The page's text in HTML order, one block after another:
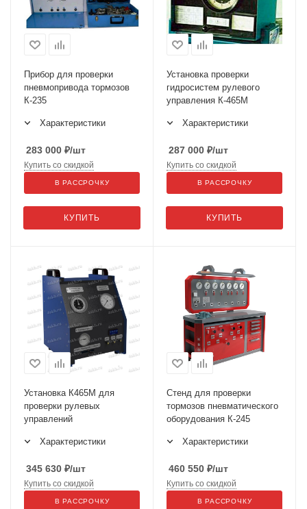
Прибор для проверки
пневмопривода тормозов
К-235
Характеристики
283 000 ₽/шт
КУПИТЬ
Купить со скидкой
В РАССРОЧКУ
Установка проверки
гидросистем рулевого
управления К-465М
Характеристики
287 000 ₽/шт
КУПИТЬ
Купить со скидкой
В РАССРОЧКУ
Установка К465М для
проверки рулевых
управлений
Характеристики
345 630 ₽/шт
Купить со скидкой
В РАССРОЧКУ
Стенд для проверки
тормозов пневматического
оборудования К-245
Характеристики
460 550 ₽/шт
Купить со скидкой
В РАССРОЧКУ